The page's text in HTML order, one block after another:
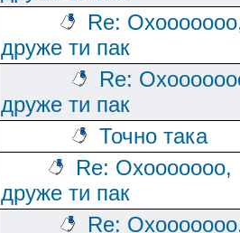
Re:
друже ти пак
Re:
друже ти пак
Точно така
Re: Охооооооо,
друже ти пак
Re: